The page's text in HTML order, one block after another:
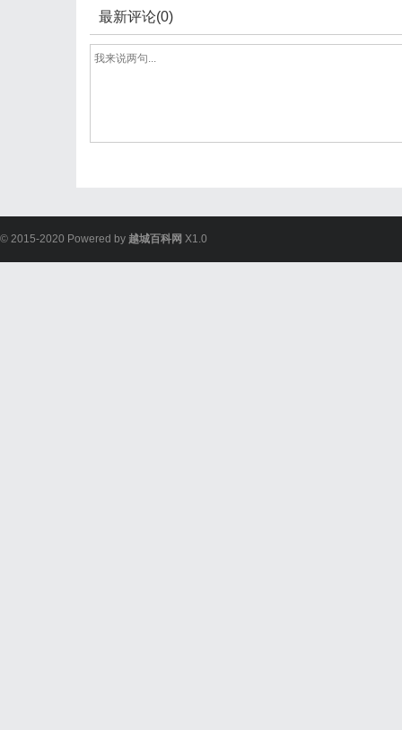
最新评论(0)
© 2015-2020 Powered by 越城百科网 X1.0